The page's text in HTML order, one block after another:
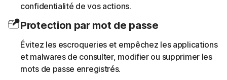
confidentialité de vos actions.
Protection par mot de passe
Évitez les escroqueries et empêchez les applications
et malwares de consulter, modifier ou supprimer les
mots de passe enregistrés.